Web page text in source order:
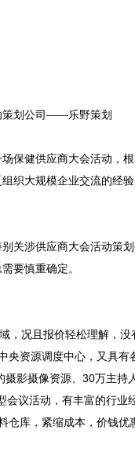
策划公司——乐野策划
保健供应商大会活动，
织大规模企业交流的经
关涉供应商大会活动策
要慎重确定。
，况且报价轻松理解，没
央资源调度中心，又具
影摄像资源、30万主
会议活动，有丰富的行业
仓库，紧缩成本，价钱优